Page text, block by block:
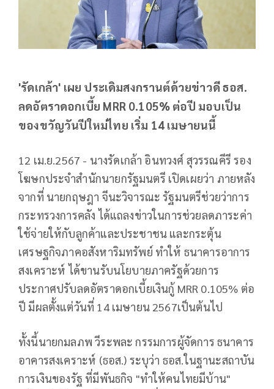
'รัดเกล้า' เผย ประเดิมสงกรานต์​ด้วยข่าวดี​ ธอส.
ลดอัตราดอกเบี้ย MRR 0.105% ต่อปี มอบเป็น
ของขวัญวันปีใหม่ไทย​ เริ่ม 14 เมษายนนี้
12 เม.ย.2567 - นางรัดเกล้า อินทวงศ์ สุวรรณคีรี รอง
โฆษกประจำสำนักนายกรัฐมนตรี เปิดเผยว่า ภายหลัง
จากที่ นายกฤษฎา จีนะวิจารณะ รัฐมนตรีช่วยว่าการ
กระทรวงการคลัง ได้แถลงข่าวในการช่วยลดภาระค่า
ใช้จ่ายให้กับลูกค้าและประชาชน และกระตุ้น
เศรษฐกิจภาคอสังหาริมทรัพย์ ทำให้ ธนาคารอาการ
สงเคราะห์ ได้ขานรับนโยบายภาครัฐด้วยการ
ประกาศปรับลดอัตราดอกเบี้ยเงินกู้ MRR 0.105% ต่อ
ปี มีผลตั้งแต่วันที่ 14 เมษายน 2567เป็นต้นไป
ทั้งนี้นายกมลภพ วีระพละ กรรมการผู้จัดการ ธนาคาร
อาคารสงเคราะห์ (ธอส.) ระบุว่า ธอส.ในฐานะสถาบัน
การเงินของรัฐ ที่มีพันธกิจ "ทำให้คนไทยมีบ้าน"